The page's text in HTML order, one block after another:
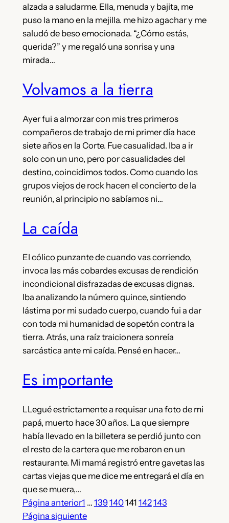
alzada a saludarme. Ella, menuda y bajita, me
puso la mano en la mejilla. me hizo agachar y me
saludó de beso emocionada. “¿Cómo estás,
querida?” y me regaló una sonrisa y una
mirada…
Volvamos a la tierra
Ayer fui a almorzar con mis tres primeros
compañeros de trabajo de mi primer día hace
siete años en la Corte. Fue casualidad. Iba a ir
solo con un uno, pero por casualidades del
destino, coincidimos todos. Como cuando los
grupos viejos de rock hacen el concierto de la
reunión, al principio no sabíamos ni…
La caída
El cólico punzante de cuando vas corriendo,
invoca las más cobardes excusas de rendición
incondicional disfrazadas de excusas dignas.
Iba analizando la número quince, sintiendo
lástima por mi sudado cuerpo, cuando fui a dar
con toda mi humanidad de sopetón contra la
tierra. Atrás, una raíz traicionera sonreía
sarcástica ante mi caída. Pensé en hacer…
Es importante
LLegué estrictamente a requisar una foto de mi
papá, muerto hace 30 años. La que siempre
había llevado en la billetera se perdió junto con
el resto de la cartera que me robaron en un
restaurante. Mi mamá registró entre gavetas las
cartas viejas que me dice me entregará el día en
que se muera,…
Página anterior1 … 139140141 142143
Página siguiente